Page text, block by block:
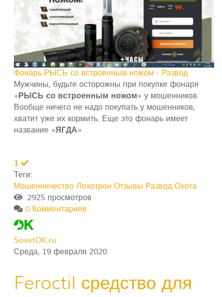
Фонарь РЫСЬ со встроенным ножом - Развод
Мужчины, будьте осторожны при покупке фонаря
«РЫСЬ со встроенным ножом» у мошенников.
Вообще ничего не надо покупать у мошенников,
хватит уже их кормить. Еще это фонарь имеет
название «ЯГДА»
1
Теги:
Мошенничество Лохотрон Отзывы Развод Охота
2925 просмотров
0 Комментариев
SovetOK.ru
Среда, 19 февраля 2020
Feroctil средство для